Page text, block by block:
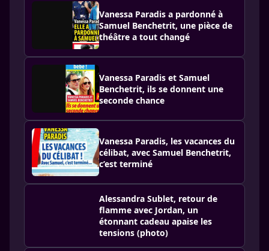
Vanessa Paradis a pardonné à
Samuel Benchetrit, une pièce de
théâtre a tout changé
Vanessa Paradis et Samuel
Benchetrit, ils se donnent une
seconde chance
Vanessa Paradis, les vacances du
célibat, avec Samuel Benchetrit,
c’est terminé
Alessandra Sublet, retour de
flamme avec Jordan, un
étonnant cadeau apaise les
tensions (photo)